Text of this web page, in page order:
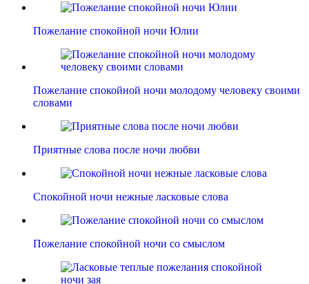
Пожелание спокойной ночи Юлии
Пожелание спокойной ночи молодому человеку своими
словами
Приятные слова после ночи любви
Спокойной ночи нежные ласковые слова
Пожелание спокойной ночи со смыслом